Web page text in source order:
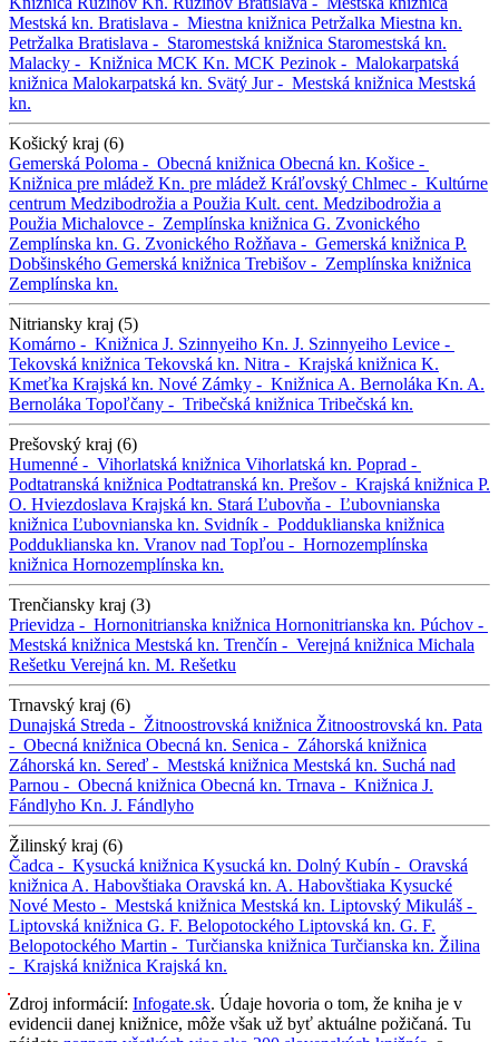
Mestská kn. Bratislava - Miestna knižnica Petržalka Miestna kn.
Petržalka Bratislava - Staromestská knižnica Staromestská kn.
Malacky - Knižnica MCK Kn. MCK Pezinok - Malokarpatská
knižnica Malokarpatská kn. Svätý Jur - Mestská knižnica Mestská
kn.
Košický kraj (6)
Gemerská Poloma - Obecná knižnica Obecná kn. Košice -
Knižnica pre mládež Kn. pre mládež Kráľovský Chlmec - Kultúrne
centrum Medzibodrožia a Použia Kult. cent. Medzibodrožia a
Použia Michalovce - Zemplínska knižnica G. Zvonického
Zemplínska kn. G. Zvonického Rožňava - Gemerská knižnica P.
Dobšinského Gemerská knižnica Trebišov - Zemplínska knižnica
Zemplínska kn.
Nitriansky kraj (5)
Komárno - Knižnica J. Szinnyeiho Kn. J. Szinnyeiho Levice -
Tekovská knižnica Tekovská kn. Nitra - Krajská knižnica K.
Kmeťka Krajská kn. Nové Zámky - Knižnica A. Bernoláka Kn. A.
Bernoláka Topoľčany - Tribečská knižnica Tribečská kn.
Prešovský kraj (6)
Humenné - Vihorlatská knižnica Vihorlatská kn. Poprad -
Podtatranská knižnica Podtatranská kn. Prešov - Krajská knižnica P.
O. Hviezdoslava Krajská kn. Stará Ľubovňa - Ľubovnianska
knižnica Ľubovnianska kn. Svidník - Podduklianska knižnica
Podduklianska kn. Vranov nad Topľou - Hornozemplínska
knižnica Hornozemplínska kn.
Trenčiansky kraj (3)
Prievidza - Hornonitrianska knižnica Hornonitrianska kn. Púchov -
Mestská knižnica Mestská kn. Trenčín - Verejná knižnica Michala
Rešetku Verejná kn. M. Rešetku
Trnavský kraj (6)
Dunajská Streda - Žitnoostrovská knižnica Žitnoostrovská kn. Pata
- Obecná knižnica Obecná kn. Senica - Záhorská knižnica
Záhorská kn. Sereď - Mestská knižnica Mestská kn. Suchá nad
Parnou - Obecná knižnica Obecná kn. Trnava - Knižnica J.
Fándlyho Kn. J. Fándlyho
Žilinský kraj (6)
Čadca - Kysucká knižnica Kysucká kn. Dolný Kubín - Oravská
knižnica A. Habovštiaka Oravská kn. A. Habovštiaka Kysucké
Nové Mesto - Mestská knižnica Mestská kn. Liptovský Mikuláš -
Liptovská knižnica G. F. Belopotockého Liptovská kn. G. F.
Belopotockého Martin - Turčianska knižnica Turčianska kn. Žilina
- Krajská knižnica Krajská kn.
Zdroj informácií: Infogate.sk. Údaje hovoria o tom, že kniha je v
evidencii danej knižnice, môže však už byť aktuálne požičaná. Tu